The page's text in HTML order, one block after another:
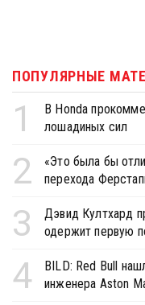
ПОПУЛЯРНЫЕ
1
В Honda
лошадиных сил
2
«Это была бы
перехода
3
Дэвид Култхард
одержит первую
4
BILD: Red Bull
инженера Aston